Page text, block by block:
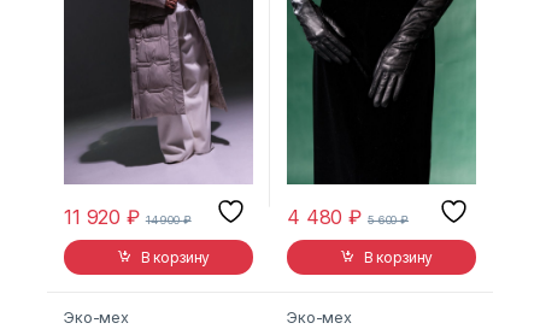
11 920₽ 14 900₽
В корзину
4 480₽ 5 600₽
В корзину
Эко-мех
Эко-мех